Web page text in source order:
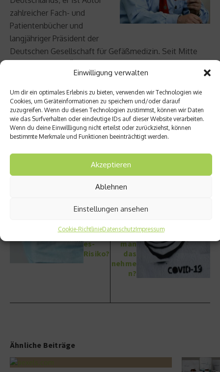
Einwilligung verwalten
Um dir ein optimales Erlebnis zu bieten, verwenden wir Technologien wie
Cookies, um Geräteinformationen zu speichern und/oder darauf
zuzugreifen. Wenn du diesen Technologien zustimmst, können wir Daten
wie das Surfverhalten oder eindeutige IDs auf dieser Website verarbeiten.
Wenn du deine Einwillligung nicht erteilst oder zurückziehst, können
bestimmte Merkmale und Funktionen beeinträchtigt werden.
Akzeptieren
Ablehnen
Einstellungen ansehen
Cookie-RichtlinieDatenschutzImpressum
zahlreicher Fach- und
Patientenbücher und
langjähriger Präsident der
Deutschen Gesellschaft für Gefäßmedizin. Seit Mitte
Max Grundig Klinik in Bühl. Alle Beiträge dieser Serie
zum Nachlesen unterwww.max-grundig-klinik.de.
Beitrag teilen
rt
COVID-
19 das
Diabet
es-
Risiko?
COVID
– Wie
ernst
muss
man
das
nehme
n?
Ähnliche Beiträge